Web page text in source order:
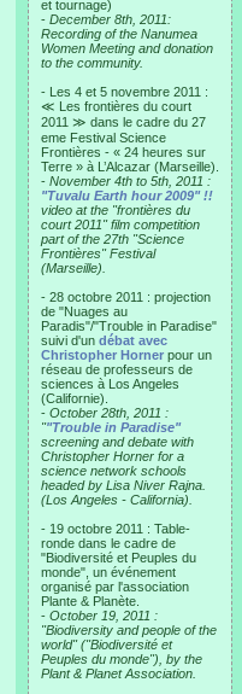
et tournage)
- December 8th, 2011:
Recording of the Nanumea
Women Meeting and donation
to the community.
- Les 4 et 5 novembre 2011 :
≪ Les frontières du court
2011 ≫ dans le cadre du 27
eme Festival Science
Frontières - « 24 heures sur
Terre » à L’Alcazar (Marseille).
- November 4th to 5th, 2011 :
"Tuvalu Earth hour 2009" !!
video at the "frontières du
court 2011" film competition
part of the 27th "Science
Frontières" Festival
(Marseille).
- 28 octobre 2011 : projection
de "Nuages au
Paradis"/"Trouble in Paradise"
suivi d'un débat avec
Christopher Horner pour un
réseau de professeurs de
sciences à Los Angeles
(Californie).
- October 28th, 2011 :
""Trouble in Paradise"
screening and debate with
Christopher Horner for a
science network schools
headed by Lisa Niver Rajna.
(Los Angeles - California).
- 19 octobre 2011 : Table-
ronde dans le cadre de
"Biodiversité et Peuples du
monde", un événement
organisé par l'association
Plante & Planète.
- October 19, 2011 :
"Biodiversity and people of the
world" ("Biodiversité et
Peuples du monde"), by the
Plant & Planet Association.